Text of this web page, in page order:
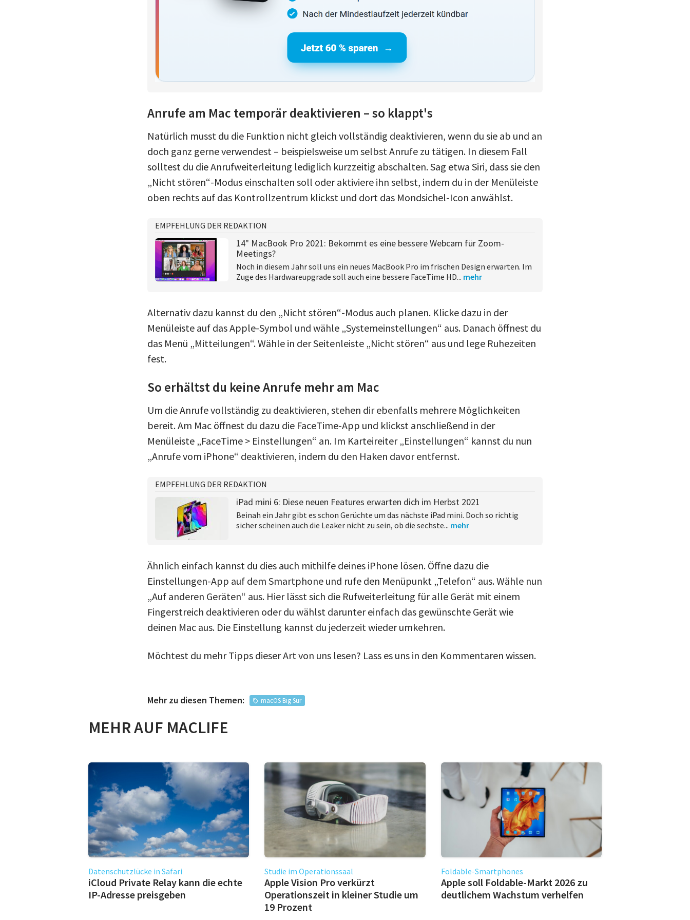
Anrufe am Mac temporär deaktivieren – so klappt's
Natürlich musst du die Funktion nicht gleich vollständig deaktivieren, wenn du sie ab und an
doch ganz gerne verwendest – beispielsweise um selbst Anrufe zu tätigen. In diesem Fall
solltest du die Anrufweiterleitung lediglich kurzzeitig abschalten. Sag etwa Siri, dass sie den
„Nicht stören“-Modus einschalten soll oder aktiviere ihn selbst, indem du in der Menüleiste
oben rechts auf das Kontrollzentrum klickst und dort das Mondsichel-Icon anwählst.
EMPFEHLUNG DER REDAKTION
14" MacBook Pro 2021: Bekommt es eine bessere Webcam für Zoom-
Meetings?
Noch in diesem Jahr soll uns ein neues MacBook Pro im frischen Design erwarten. Im
Zuge des Hardwareupgrade soll auch eine bessere FaceTime HD... mehr
Alternativ dazu kannst du den „Nicht stören“-Modus auch planen. Klicke dazu in der
Menüleiste auf das Apple-Symbol und wähle „Systemeinstellungen“ aus. Danach öffnest du
das Menü „Mitteilungen“. Wähle in der Seitenleiste „Nicht stören“ aus und lege Ruhezeiten
fest.
So erhältst du keine Anrufe mehr am Mac
Um die Anrufe vollständig zu deaktivieren, stehen dir ebenfalls mehrere Möglichkeiten
bereit. Am Mac öffnest du dazu die FaceTime-App und klickst anschließend in der
Menüleiste „FaceTime > Einstellungen“ an. Im Karteireiter „Einstellungen“ kannst du nun
„Anrufe vom iPhone“ deaktivieren, indem du den Haken davor entfernst.
EMPFEHLUNG DER REDAKTION
iPad mini 6: Diese neuen Features erwarten dich im Herbst 2021
Beinah ein Jahr gibt es schon Gerüchte um das nächste iPad mini. Doch so richtig
sicher scheinen auch die Leaker nicht zu sein, ob die sechste... mehr
Ähnlich einfach kannst du dies auch mithilfe deines iPhone lösen. Öffne dazu die
Einstellungen-App auf dem Smartphone und rufe den Menüpunkt „Telefon“ aus. Wähle nun
„Auf anderen Geräten“ aus. Hier lässt sich die Rufweiterleitung für alle Gerät mit einem
Fingerstreich deaktivieren oder du wählst darunter einfach das gewünschte Gerät wie
deinen Mac aus. Die Einstellung kannst du jederzeit wieder umkehren.
Möchtest du mehr Tipps dieser Art von uns lesen? Lass es uns in den Kommentaren wissen.
Mehr zu diesen Themen: macOS Big Sur
MEHR AUF MACLIFE
Datenschutzlücke in Safari
iCloud Private Relay kann die echte
IP-Adresse preisgeben
Studie im Operationssaal
Apple Vision Pro verkürzt
Operationszeit in kleiner Studie um
19 Prozent
Foldable-Smartphones
Apple soll Foldable-Markt 2026 zu
deutlichem Wachstum verhelfen